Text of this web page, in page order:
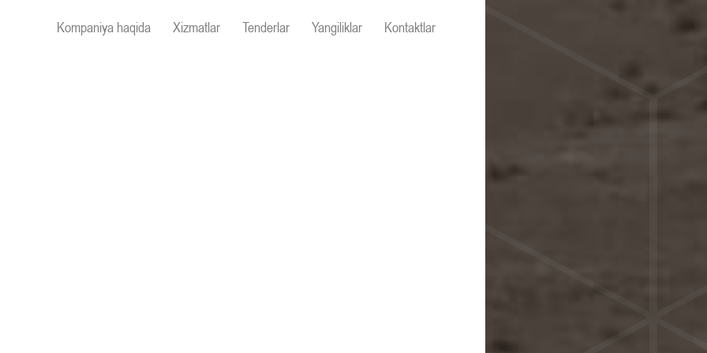
Kompaniya haqida Xizmatlar Tenderlar Yangiliklar Kontaktlar